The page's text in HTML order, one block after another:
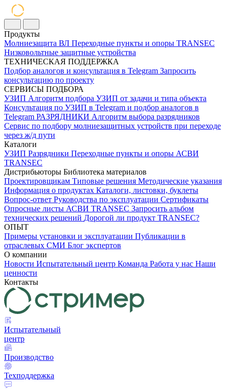
Продукты
Молниезащита ВЛ Переходные пункты и опоры TRANSEC
Низковольтные защитные устройства
ТЕХНИЧЕСКАЯ ПОДДЕРЖКА
Подбор аналогов и консультация в Telegram Запросить
консультацию по проекту
СЕРВИСЫ ПОДБОРА
УЗИП Алгоритм подбора УЗИП от задачи и типа объекта
Консультация по УЗИП в Telegram и подбор аналогов в
Telegram РАЗРЯДНИКИ Алгоритм выбора разрядников
Сервис по подбору молниезащитных устройств при переходе
через ж/д пути
Каталоги
УЗИП Разрядники Переходные пункты и опоры АСВИ
TRANSEC
Дистрибьюторы Библиотека материалов
Проектировщикам Типовые решения Методические указания
Информация о продуктах Каталоги, листовки, буклеты
Вопрос-ответ Руководства по эксплуатации Сертификаты
Опросные листы АСВИ TRANSEC Запросить альбом
технических решений Дорогой ли продукт TRANSEC?
ОПЫТ
Примеры установки и эксплуатации Публикации в
отраслевых СМИ Блог экспертов
О компании
Новости Испытательный центр Команда Работа у нас Наши
ценности
Контакты
Испытательный
центр
Производство
Техподдержка